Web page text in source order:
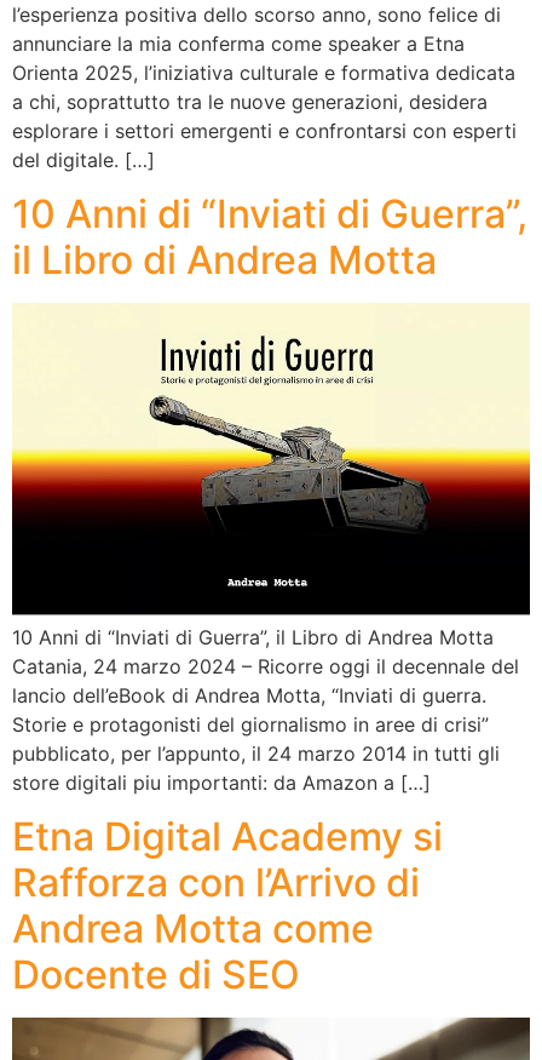
l’esperienza positiva dello scorso anno, sono felice di
annunciare la mia conferma come speaker a Etna
Orienta 2025, l’iniziativa culturale e formativa dedicata
a chi, soprattutto tra le nuove generazioni, desidera
esplorare i settori emergenti e confrontarsi con esperti
del digitale. […]
10 Anni di “Inviati di Guerra”,
il Libro di Andrea Motta
10 Anni di “Inviati di Guerra”, il Libro di Andrea Motta
Catania, 24 marzo 2024 – Ricorre oggi il decennale del
lancio dell’eBook di Andrea Motta, “Inviati di guerra.
Storie e protagonisti del giornalismo in aree di crisi”
pubblicato, per l’appunto, il 24 marzo 2014 in tutti gli
store digitali piu importanti: da Amazon a […]
Etna Digital Academy si
Rafforza con l’Arrivo di
Andrea Motta come
Docente di SEO